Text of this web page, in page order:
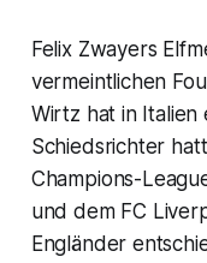
Felix Zwayers
vermeintlichen
Wirtz hat in Italien
Schiedsrichter
Champions-
und dem FC
Engländer